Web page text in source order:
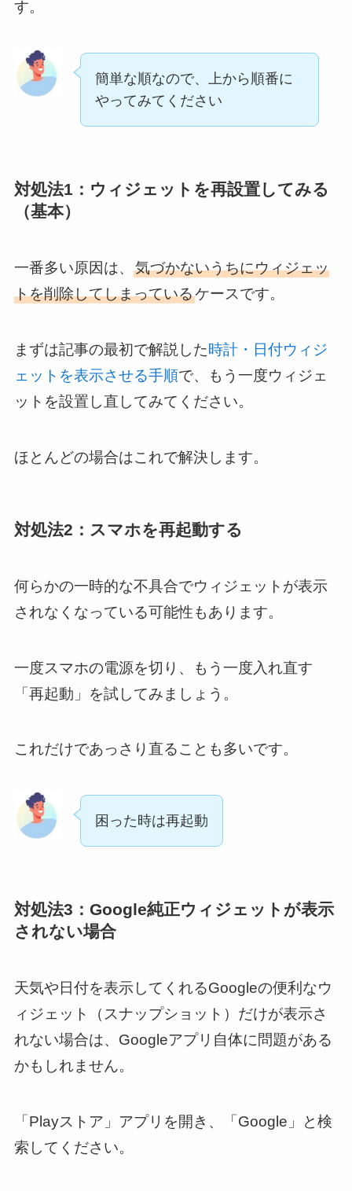
す。
簡単な順なので、上から順番に
やってみてください
対処法1：ウィジェットを再設置してみる
（基本）
一番多い原因は、 気づかないうちにウィジェッ
トを削除してしまっているケースです。
まずは記事の最初で解説した時計・日付ウィジ
ェットを表示させる手順で、もう一度ウィジェ
ットを設置し直してみてください。
ほとんどの場合はこれで解決します。
対処法2：スマホを再起動する
何らかの一時的な不具合でウィジェットが表示
されなくなっている可能性もあります。
一度スマホの電源を切り、もう一度入れ直す
「再起動」を試してみましょう。
これだけであっさり直ることも多いです。
困った時は再起動
対処法3：Google純正ウィジェットが表示
されない場合
天気や日付を表示してくれるGoogleの便利なウ
ィジェット（スナップショット）だけが表示さ
れない場合は、Googleアプリ自体に問題がある
かもしれません。
「Playストア」アプリを開き、「Google」と検
索してください。